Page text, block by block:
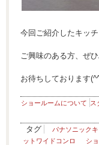
今回ご紹介したキッ
ご興味のある方、ぜ
お待ちしております
ショールームについて ス
タグ パナソニック
ットワイドコンロ
シ